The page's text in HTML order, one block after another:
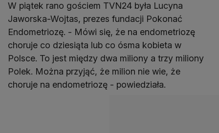
W piątek rano gościem TVN24 była Lucyna
Jaworska-Wojtas, prezes fundacji Pokonać
Endometriozę. - Mówi się, że na endometriozę
choruje co dziesiąta lub co ósma kobieta w
Polsce. To jest między dwa miliony a trzy miliony
Polek. Można przyjąć, że milion nie wie, że
choruje na endometriozę - powiedziała.